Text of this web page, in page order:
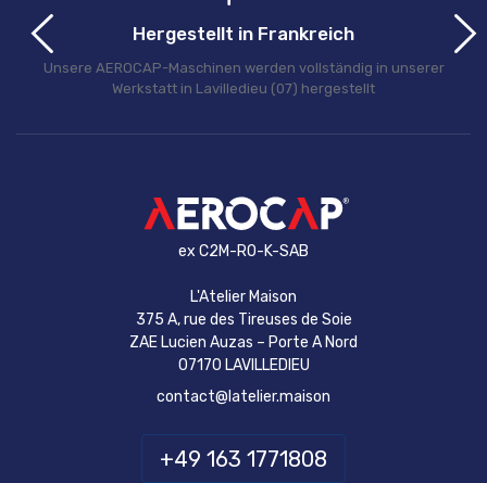
Hergestellt in Frankreich
Unsere AEROCAP-Maschinen werden vollständig in unserer
Werkstatt in Lavilledieu (07) hergestellt
ex C2M-RO-K-SAB
L'Atelier Maison
375 A, rue des Tireuses de Soie
ZAE Lucien Auzas – Porte A Nord
07170 LAVILLEDIEU
contact@latelier.maison
+49 163 1771808